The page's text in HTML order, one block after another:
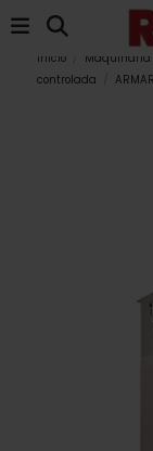
Inicio Maquinaria
controlada